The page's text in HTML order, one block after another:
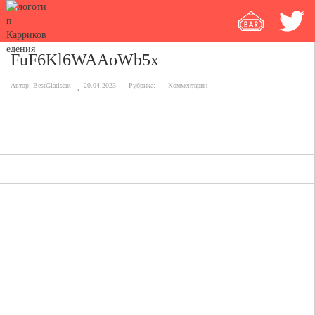
FuF6Kl6WAAoWb5x
Автор: BestGlatisant 20.04.2023 Рубрика: Комментарии